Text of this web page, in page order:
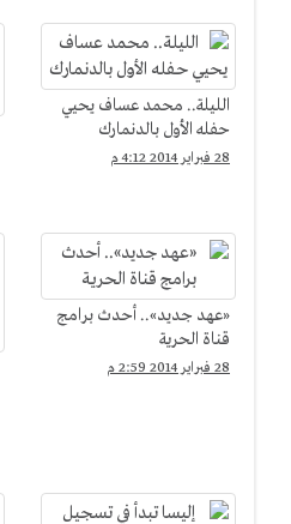
الليلة.. محمد عساف يحيي
حفله الأول بالدنمارك
28 فبراير 2014 4:12 م
«عهد جديد».. أحدث برامج
قناة الحرية
28 فبراير 2014 2:59 م